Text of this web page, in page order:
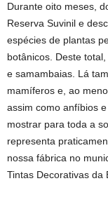
Durante oito meses,
Reserva Suvinil e
espécies de plantas
botânicos. Deste
e samambaias. Lá
mamíferos e, ao
assim como anfíbios
mostrar para toda a
representa
nossa fábrica no
Tintas Decorativas da